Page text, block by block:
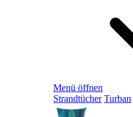
Menü öffnen
Strandtücher Turban